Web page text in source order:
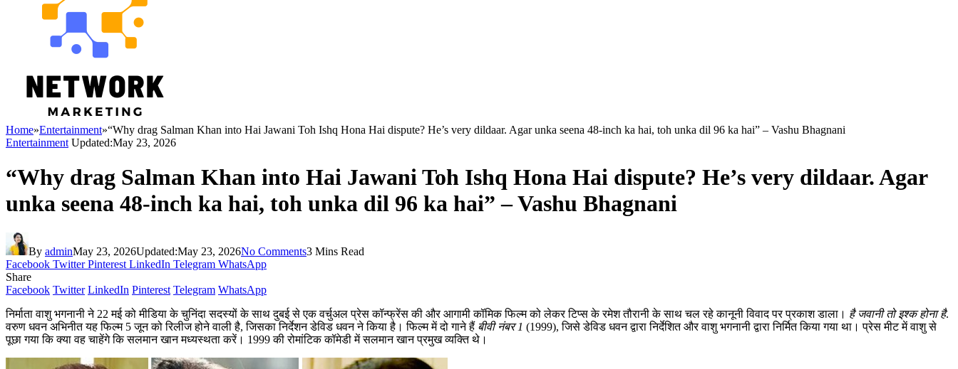
Home»Entertainment»“Why drag Salman Khan into Hai Jawani Toh Ishq Hona Hai dispute? He’s very dildaar. Agar unka seena 48-inch ka hai, toh unka dil 96 ka hai” – Vashu Bhagnani
Entertainment Updated:May 23, 2026
“Why drag Salman Khan into Hai Jawani Toh Ishq Hona Hai dispute? He’s very dildaar. Agar
unka seena 48-inch ka hai, toh unka dil 96 ka hai” – Vashu Bhagnani
By adminMay 23, 2026Updated:May 23, 2026No Comments3 Mins Read
Facebook Twitter Pinterest LinkedIn Telegram WhatsApp
Share
Facebook Twitter LinkedIn Pinterest Telegram WhatsApp
निर्माता वाशु भगनानी ने 22 मई को मीडिया के चुनिंदा सदस्यों के साथ दुबई से एक वर्चुअल प्रेस कॉन्फ्रेंस की और आगामी कॉमिक फिल्म को लेकर टिप्स के रमेश तौरानी के साथ चल रहे कानूनी विवाद पर प्रकाश डाला। है जवानी तो इश्क होना है.
वरुण धवन अभिनीत यह फिल्म 5 जून को रिलीज होने वाली है, जिसका निर्देशन डेविड धवन ने किया है। फिल्म में दो गाने हैं बीवी नंबर 1 (1999), जिसे डेविड धवन द्वारा निर्देशित और वाशु भगनानी द्वारा निर्मित किया गया था। प्रेस मीट में वाशु से
पूछा गया कि क्या वह चाहेंगे कि सलमान खान मध्यस्थता करें। 1999 की रोमांटिक कॉमेडी में सलमान खान प्रमुख व्यक्ति थे।